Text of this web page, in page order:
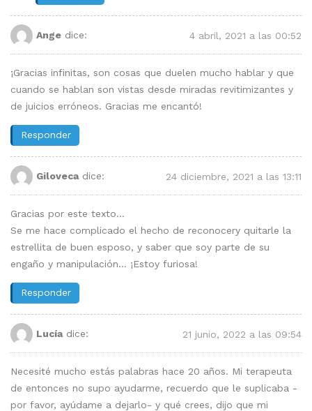
Ange dice: 4 abril, 2021 a las 00:52
¡Gracias infinitas, son cosas que duelen mucho hablar y que
cuando se hablan son vistas desde miradas revitimizantes y
de juicios erróneos. Gracias me encantó!
Responder
Giloveca dice: 24 diciembre, 2021 a las 13:11
Gracias por este texto…
Se me hace complicado el hecho de reconocery quitarle la
estrellita de buen esposo, y saber que soy parte de su
engaño y manipulación… ¡Estoy furiosa!
Responder
Lucía dice: 21 junio, 2022 a las 09:54
Necesité mucho estás palabras hace 20 años. Mi terapeuta
de entonces no supo ayudarme, recuerdo que le suplicaba -
por favor, ayúdame a dejarlo- y qué crees, dijo que mi